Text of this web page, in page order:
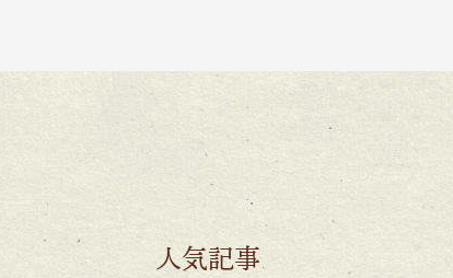
人気記事